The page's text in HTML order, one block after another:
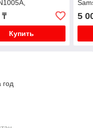
₸
Купить
5
год